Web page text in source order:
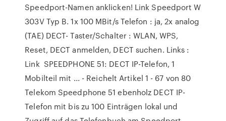
Speedport-Namen anklicken! Link Speedport W
303V Typ B. 1x 100 MBit/s Telefon : ja, 2x analog
(TAE) DECT- Taster/Schalter : WLAN, WPS,
Reset, DECT anmelden, DECT suchen. Links :
Link SPEEDPHONE 51: DECT IP-Telefon, 1
Mobilteil mit ... - Reichelt Artikel 1 - 67 von 80
Telekom Speedphone 51 ebenholz DECT IP-
Telefon mit bis zu 100 Einträgen lokal und